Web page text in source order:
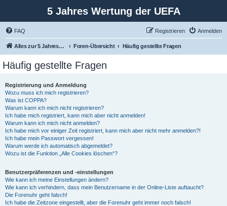
5 Jahres Wertung der UEFA
FAQ Anmelden
Registrieren
Alles zur 5 Jahreswertung / Tabelle der UEFA mit vielen Statistiken. Foren-Übersicht Häufig gestellte Fragen
Häufig gestellte Fragen
Registrierung und Anmeldung
Wozu muss ich mich registrieren?
Was ist COPPA?
Warum kann ich mich nicht registrieren?
Ich habe mich registriert, kann mich aber nicht anmelden!
Warum kann ich mich nicht anmelden?
Ich habe mich vor einiger Zeit registriert, kann mich aber nicht mehr anmelden?!
Ich habe mein Passwort vergessen!
Warum werde ich automatisch abgemeldet?
Wozu ist die Funktion „Alle Cookies löschen“?
Benutzerpräferenzen und -einstellungen
Wie kann ich meine Einstellungen ändern?
Wie kann ich verhindern, dass mein Benutzername in der Online-Liste auftaucht?
Die Forenuhr geht falsch!
Ich habe die Zeitzone eingestellt, aber die Forenuhr geht immer noch falsch!